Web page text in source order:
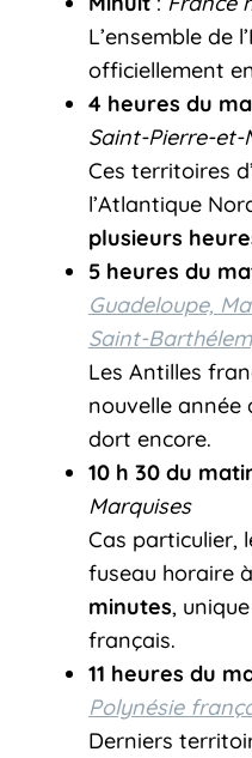
L’ensemble de
officiellement
4 heures du
Saint-Pierre-et-
Ces territoires
l’Atlantique
plusieurs
5 heures du
Guadeloupe,
Saint-
Les Antilles
nouvelle année
dort encore.
10 h 30 du
Marquises
Cas particulier,
fuseau horaire à
minutes,
français.
11 heures du
Polynésie
Derniers